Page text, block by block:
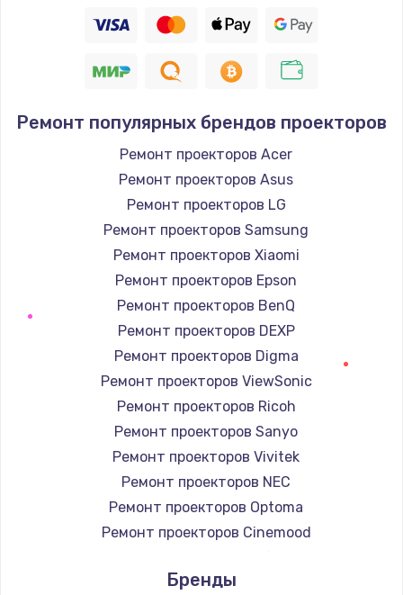
от 550 руб.
Ремонт Bluetooth модуля
от 880 руб.
Заказать
Ремонт динамика
от 550 руб.
Заказать
Ремонт микросхемы питания
от 1100 руб.
Заказать
Замена задней крышки
от 550 руб.
Заказать
от 550 руб.
Ремонт популярных брендов проекторов
Ремонт проекторов Acer
Ремонт проекторов Asus
Ремонт проекторов LG
Ремонт проекторов Samsung
Ремонт проекторов Xiaomi
Ремонт проекторов Epson
Ремонт проекторов BenQ
Ремонт проекторов DEXP
Ремонт проекторов Digma
Ремонт проекторов ViewSonic
Ремонт проекторов Ricoh
Ремонт проекторов Sanyo
Ремонт проекторов Vivitek
Ремонт проекторов NEC
Ремонт проекторов Optoma
Ремонт проекторов Cinemood
Ремонт проекторов Barco
Бренды